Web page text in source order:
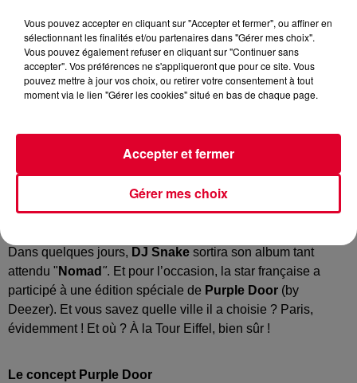
Dans quelques jours, DJ Snake sortira son album tant
attendu " Nomad ". Et pour l’occasion, la star française a
participé à une édition spéciale de Purple Door (by
Deezer). Et vous savez quelle ville il a choisie ? Paris,
évidemment ! Et où ? À la Tour Eiffel, bien sûr !
Le concept Purple Door
Vous pouvez accepter en cliquant sur "Accepter et fermer", ou affiner en
sélectionnant les finalités et/ou partenaires dans "Gérer mes choix".
Vous pouvez également refuser en cliquant sur "Continuer sans
accepter". Vos préférences ne s'appliqueront que pour ce site. Vous
pouvez mettre à jour vos choix, ou retirer votre consentement à tout
moment via le lien "Gérer les cookies" situé en bas de chaque page.
Gérer mes choix
Accepter et fermer